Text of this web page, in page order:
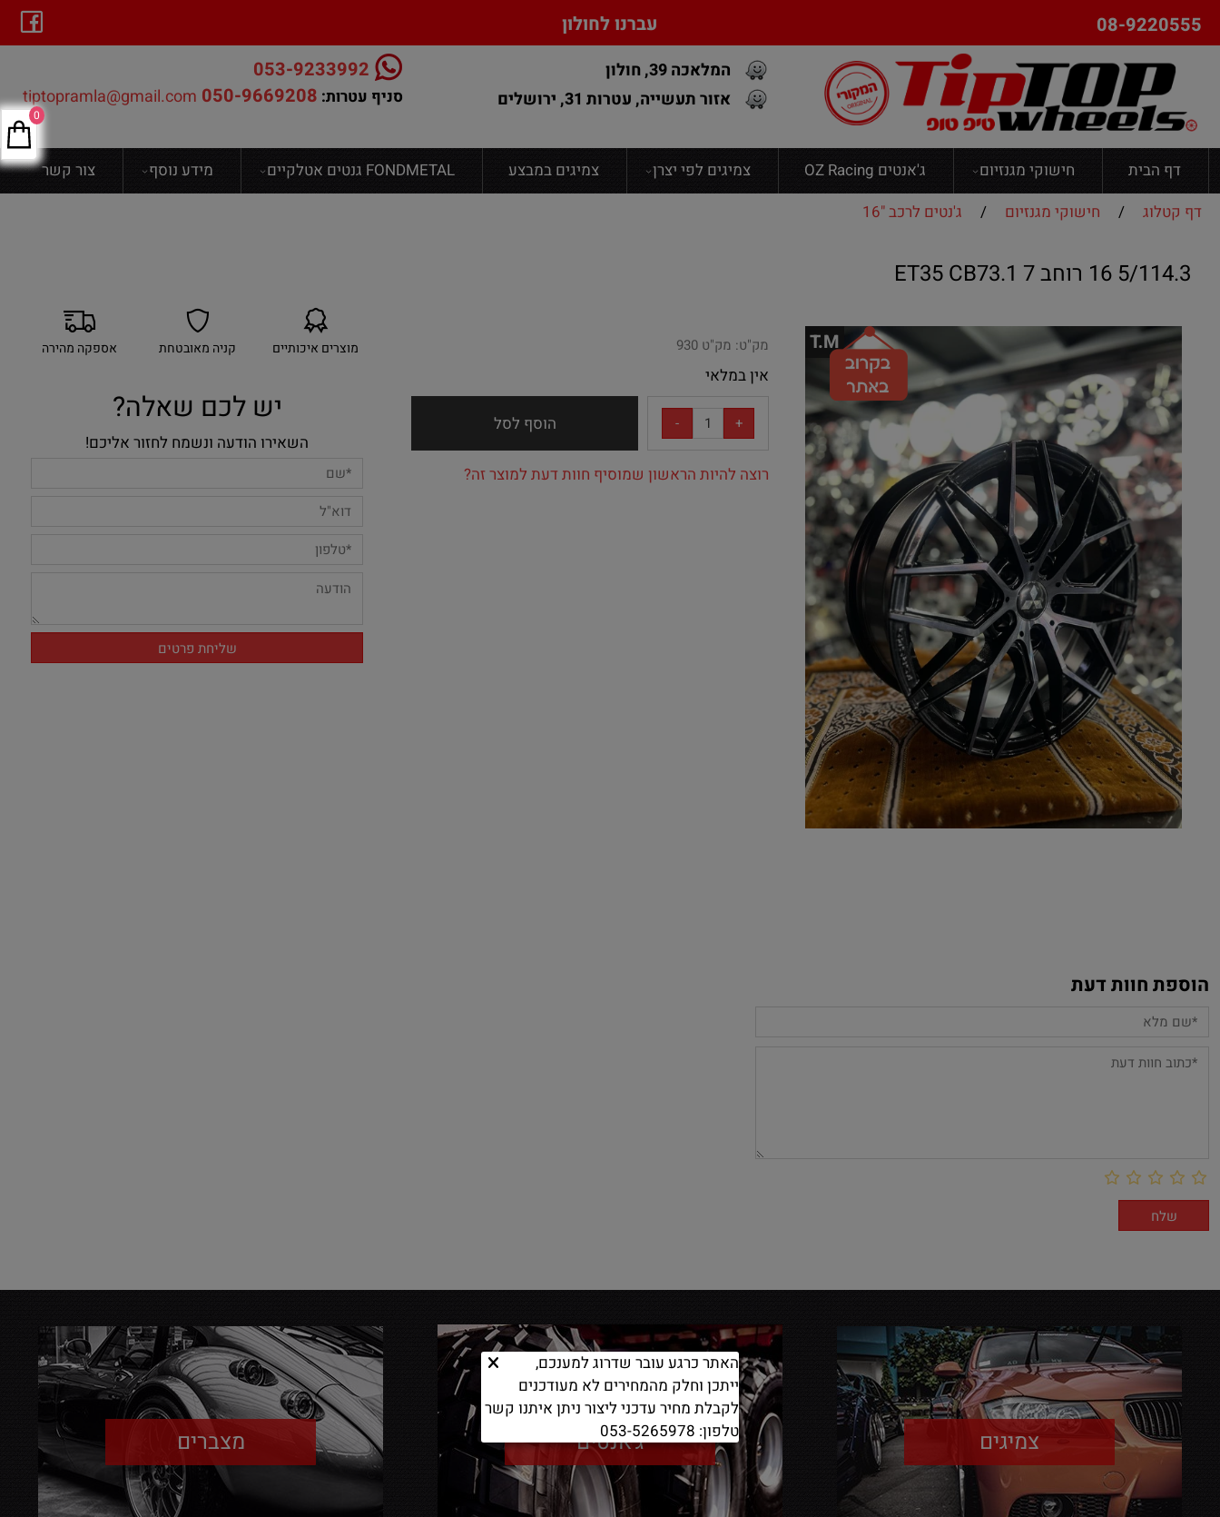
08-9220555 עברנו לחולון
המלאכה 39, חולון
אזור תעשייה, עטרות 31, ירושלים
053-9233992
סניף עטרות: 050-9669208
tiptopramla@gmail.com
דף הבית חישוקי מגנזיום ג'אנטים OZ Racing צמיגים לפי יצרן צמיגים במבצע FONDMETAL גנטים אטלקיים מידע נוסף
צור קשר
דף קטלוג
/ חישוקי מגנזיום / ג'נטים לרכב "16
5/114.3 16 רוחב 7 ET35 CB73.1
T.M מק"ט: מק"ט 930
אין במלאי
הוסף לסל
רוצה להיות הראשון שמוסיף חוות דעת למוצר זה?
מוצרים איכותיים קניה מאובטחת אספקה מהירה
יש לכם שאלה?
השאירו הודעה ונשמח לחזור אליכם!
0
הוספת חוות דעת
צמיגים ג'אנטים מצברים
האתר כרגע עובר שדרוג למענכם,
ייתכן וחלק מהמחירים לא מעודכנים
לקבלת מחיר עדכני ליצור ניתן איתנו קשר
טלפון: 053-5265978